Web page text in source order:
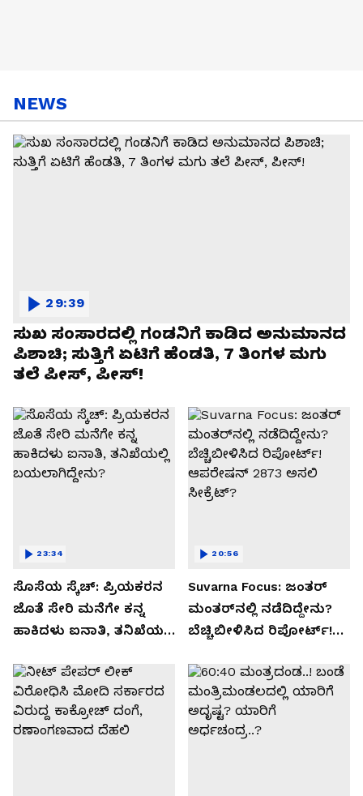
NEWS
ಸುಖ ಸಂಸಾರದಲ್ಲಿ ಗಂಡನಿಗೆ ಕಾಡಿದ ಅನುಮಾನದ
ಪಿಶಾಚಿ; ಸುತ್ತಿಗೆ ಏಟಿಗೆ ಹೆಂಡತಿ, 7 ತಿಂಗಳ ಮಗು
ತಲೆ ಪೀಸ್, ಪೀಸ್!
29:39
ಸೊಸೆಯ ಸ್ಕೆಚ್: ಪ್ರಿಯಕರನ
ಜೊತೆ ಸೇರಿ ಮನೆಗೇ ಕನ್ನ
ಹಾಕಿದಳು ಐನಾತಿ, ತನಿಖೆಯಲ್ಲಿ
23:34
Suvarna Focus: ಜಂತರ್
ಮಂತರ್‌ನಲ್ಲಿ ನಡೆದಿದ್ದೇನು?
ಬೆಚ್ಚಿಬೀಳಿಸಿದ ರಿಪೋರ್ಟ್!
ಸೀಕ್ರೆಟ್?
20:56